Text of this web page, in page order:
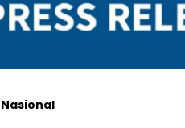
Nasional